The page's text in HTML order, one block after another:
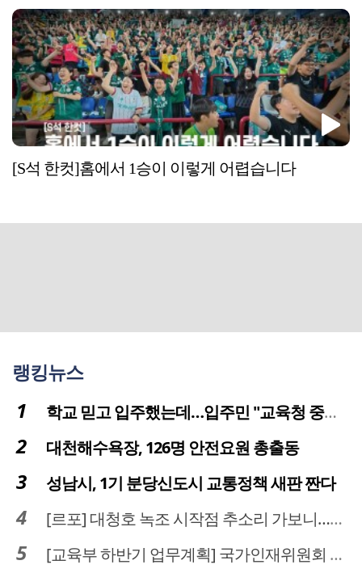
[S석 한컷]홈에서 1승이 이렇게 어렵습니다
랭킹뉴스
학교 믿고 입주했는데…입주민 "교육청 중재 나서라"
대천해수욕장, 126명 안전요원 총출동
성남시, 1기 분당신도시 교통정책 새판 짠다
[르포] 대청호 녹조 시작점 추소리 가보니…걷어내도 짙은 초록빛
[교육부 하반기 업무계획] 국가인재위원회 신설… 거점국립대 3곳 성장엔진·AI 분야 패키지 지원